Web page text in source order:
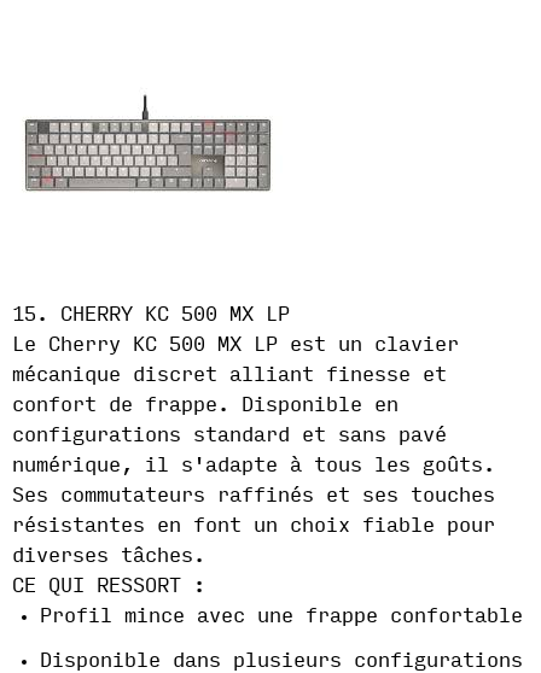
15. CHERRY KC 500 MX LP
Le Cherry KC 500 MX LP est un clavier
mécanique discret alliant finesse et
confort de frappe. Disponible en
configurations standard et sans pavé
numérique, il s'adapte à tous les goûts.
Ses commutateurs raffinés et ses touches
résistantes en font un choix fiable pour
diverses tâches.
CE QUI RESSORT :
Profil mince avec une frappe confortable
Disponible dans plusieurs configurations